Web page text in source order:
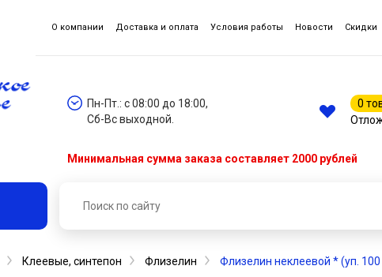
О компании Доставка и оплата Условия работы Новости Скидки
Пн-Пт.: с 08:00 до 18:00,
Сб-Вс выходной.
0
Минимальная сумма заказа составляет 2000 рублей
Клеевые, синтепон Флизелин Флизелин неклеевой * (уп.